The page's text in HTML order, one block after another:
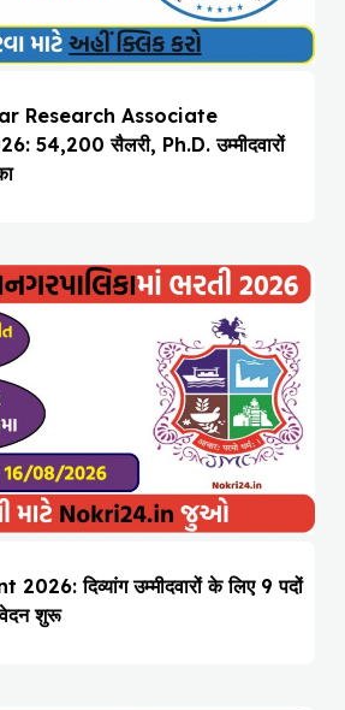
Research Associate
₹54,200 सैलरी, Ph.D. उम्मीदवारों
दिव्यांग उम्मीदवारों के लिए 9 पदों
शुरू